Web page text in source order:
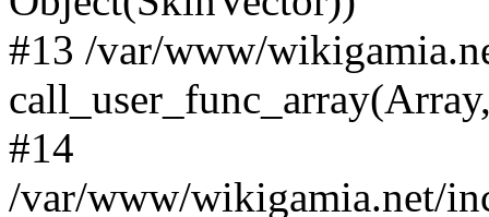
#13 /var/www/
#14
/var/www/wikigamia.net/